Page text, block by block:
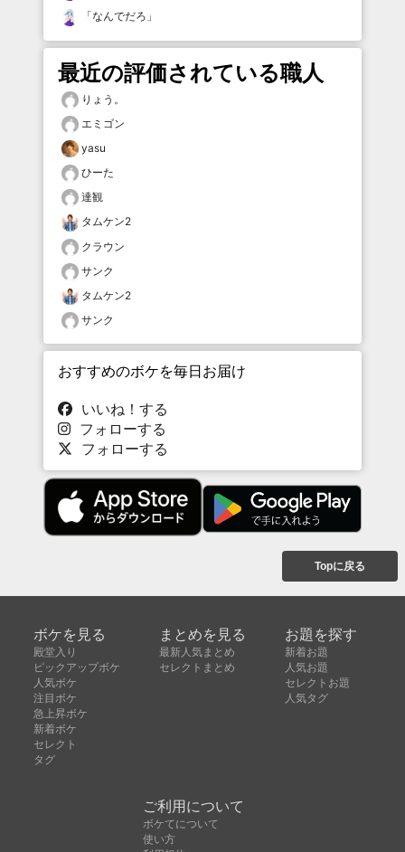
「なんでだろ 」
最近の評価されている職人
りょう。
エミゴン
yasu
ひーた
達観
タムケン2
クラウン
サンク
タムケン2
サンク
おすすめのボケを毎日お届け
いいね！する
フォローする
フォローする
Topに戻る
ボケを見る
殿堂入り
ピックアップボケ
人気ボケ
注目ボケ
急上昇ボケ
新着ボケ
セレクト
タグ
まとめを見る
最新人気まとめ
セレクトまとめ
お題を探す
新着お題
人気お題
セレクトお題
人気タグ
ご利用について
ボケてについて
使い方